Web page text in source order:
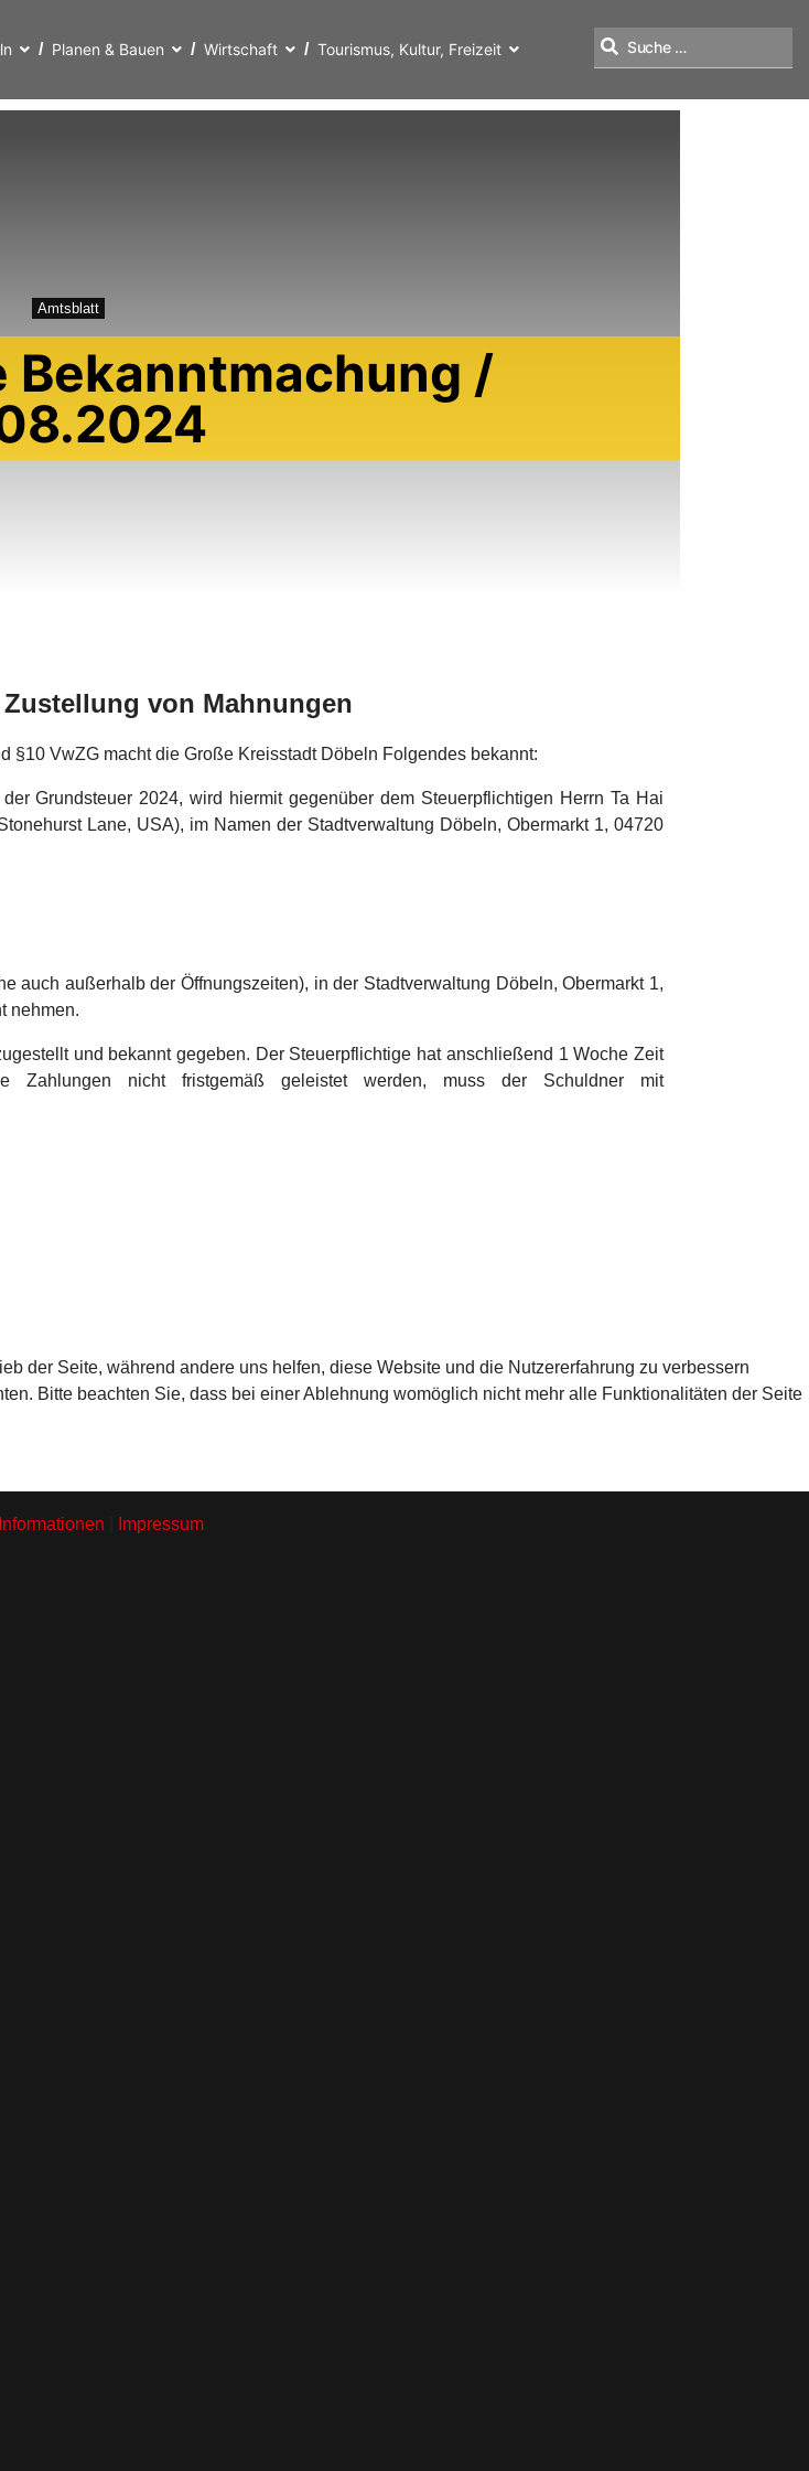
Planen & Bauen Wirtschaft Tourismus, Kultur, Freizeit
Amtsblatt
/
von Mahnungen
§10 VwZG macht die Große Kreisstadt Döbeln Folgendes bekannt:
Grundsteuer 2024, wird hiermit gegenüber dem Steuerpflichtigen Herrn Ta Hai
Lane, USA), im Namen der Stadtverwaltung Döbeln, Obermarkt 1, 04720
auch außerhalb der Öffnungszeiten), in der Stadtverwaltung Döbeln, Obermarkt 1,
nehmen.
und bekannt gegeben. Der Steuerpflichtige hat anschließend 1 Woche Zeit
nicht fristgemäß geleistet werden, muss der Schuldner mit
der Seite, während andere uns helfen, diese Website und die Nutzererfahrung zu verbessern
Bitte beachten Sie, dass bei einer Ablehnung womöglich nicht mehr alle Funktionalitäten der Seite
Impressum